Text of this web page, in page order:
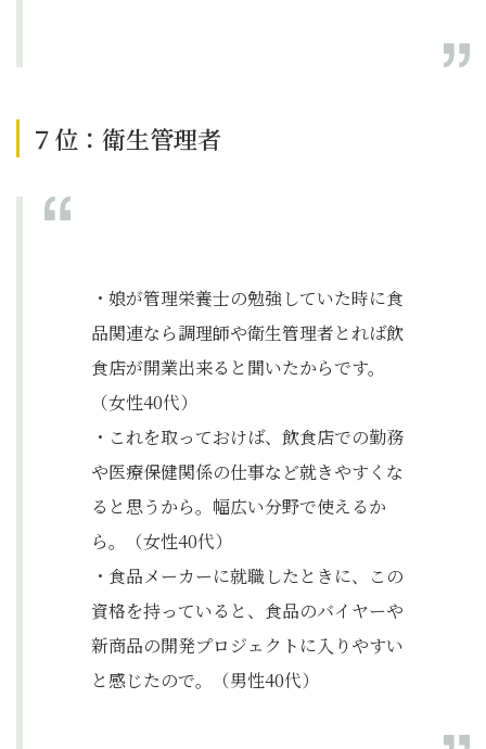
７位：衛生管理者
・娘が管理栄養士の勉強していた時に食
品関連なら調理師や衛生管理者とれば飲
食店が開業出来ると聞いたからです。
（女性40代）
・これを取っておけば、飲食店での勤務
や医療保健関係の仕事など就きやすくな
ると思うから。幅広い分野で使えるか
ら。（女性40代）
・食品メーカーに就職したときに、この
資格を持っていると、食品のバイヤーや
新商品の開発プロジェクトに入りやすい
と感じたので。（男性40代）